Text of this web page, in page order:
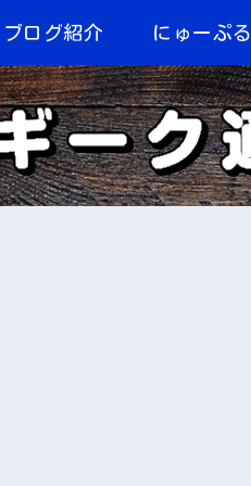
ログ紹介 にゅーぷる